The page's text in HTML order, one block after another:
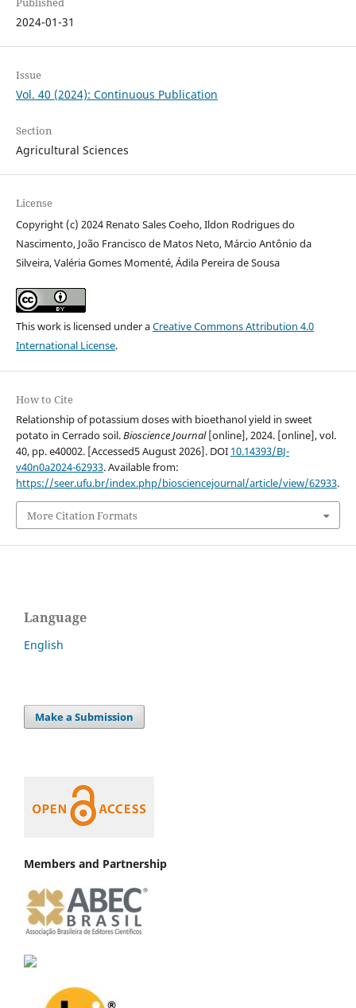
2024-01-31
Issue
Vol. 40 (2024): Continuous Publication
Section
Agricultural Sciences
License
Copyright (c) 2024 Renato Sales Coeho, Ildon Rodrigues do
Nascimento, João Francisco de Matos Neto, Márcio Antônio da
Silveira, Valéria Gomes Momenté, Ádila Pereira de Sousa
This work is licensed under aCreative Commons Attribution 4.0
International License.
How to Cite
Relationship of potassium doses with bioethanol yield in sweet
potato in Cerrado soil.Bioscience Journal[online], 2024. [online], vol.
40, pp. e40002. [Accessed5 August 2026]. DOI 10.14393/BJ-
v40n0a2024-62933. Available from:
https://seer.ufu.br/index.php/biosciencejournal/article/view/62933.
More Citation Formats
Language
English
Make a Submission
Members and Partnership